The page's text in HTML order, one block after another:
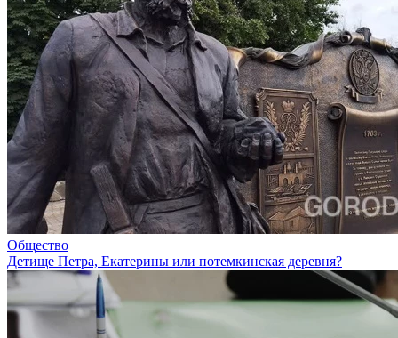
Общество
Детище Петра, Екатерины или потемкинская деревня?